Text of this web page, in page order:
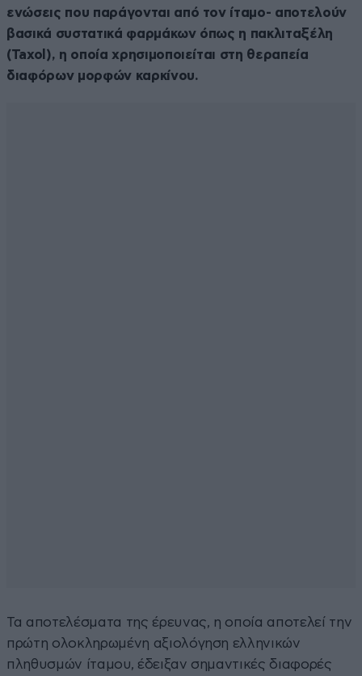
ενώσεις που παράγονται από τον ίταμο- αποτελούν
βασικά συστατικά φαρμάκων όπως η πακλιταξέλη
(Taxol), η οποία χρησιμοποιείται στη θεραπεία
διαφόρων μορφών καρκίνου.
Τα αποτελέσματα της έρευνας, η οποία αποτελεί την
πρώτη ολοκληρωμένη αξιολόγηση ελληνικών
πληθυσμών ίταμου, έδειξαν σημαντικές διαφορές